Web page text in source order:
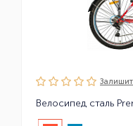
Велосипед сталь